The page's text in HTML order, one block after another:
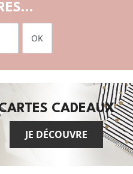
OK
CADEAUX
JE DÉCOUVRE